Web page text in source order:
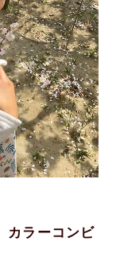
カラーコンビ